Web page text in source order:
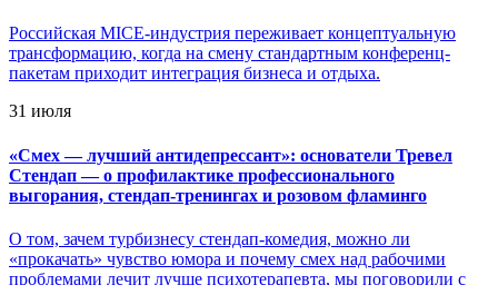
Российская MICE-индустрия переживает концептуальную
трансформацию, когда на смену стандартным конференц-
пакетам приходит интеграция бизнеса и отдыха.
31 июля
«Смех — лучший антидепрессант»: основатели Тревел
Стендап — о профилактике профессионального
выгорания, стендап-тренингах и розовом фламинго
О том, зачем турбизнесу стендап-комедия, можно ли
«прокачать» чувство юмора и почему смех над рабочими
проблемами лечит лучше психотерапевта, мы поговорили с